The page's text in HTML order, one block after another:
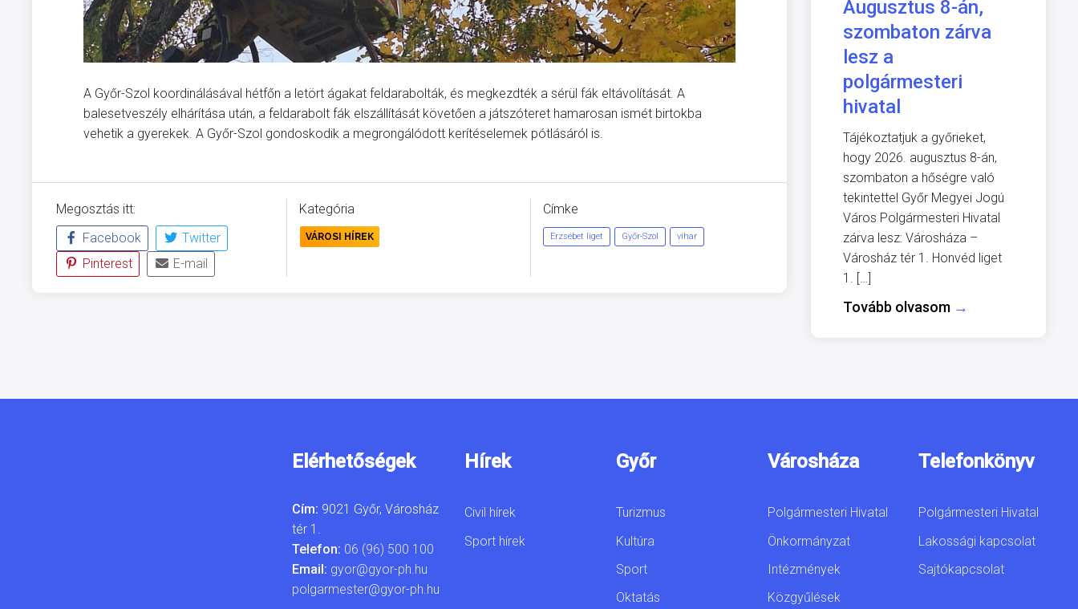
A Győr-Szol koordinálásával hétfőn a letört ágakat feldarabolták, és megkezdték a sérül fák eltávolítását. A
balesetveszély elhárítása után, a feldarabolt fák elszállítását követően a játszóteret hamarosan ismét birtokba
vehetik a gyerekek. A Győr-Szol gondoskodik a megrongálódott kerítéselemek pótlásáról is.
Megosztás itt:
Facebook
Twitter
Pinterest
E-mail
Kategória
VÁROSI HÍREK
Címke
Erzsébet liget Győr-Szol vihar
Augusztus 8-án,
szombaton zárva
lesz a
polgármesteri
hivatal
Tájékoztatjuk a győrieket,
hogy 2026. augusztus 8-án,
szombaton a hőségre való
tekintettel Győr Megyei Jogú
Város Polgármesteri Hivatal
zárva lesz: Városháza –
Városház tér 1. Honvéd liget
1. […]
Tovább olvasom →
Elérhetőségek
Cím: 9021 Győr, Városház
tér 1.
Telefon: 06 (96) 500 100
Email: gyor@gyor-ph.hu
polgarmester@gyor-ph.hu
Hírek
Civil hírek
Sport hírek
Győr
Turizmus
Kultúra
Sport
Oktatás
Városháza
Polgármesteri Hivatal
Önkormányzat
Intézmények
Közgyűlések
Telefonkönyv
Polgármesteri Hivatal
Lakossági kapcsolat
Sajtókapcsolat